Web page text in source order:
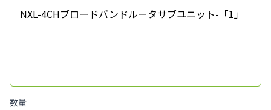
NXL-4CHブロードバンドルータサブユニット-「1」
数量